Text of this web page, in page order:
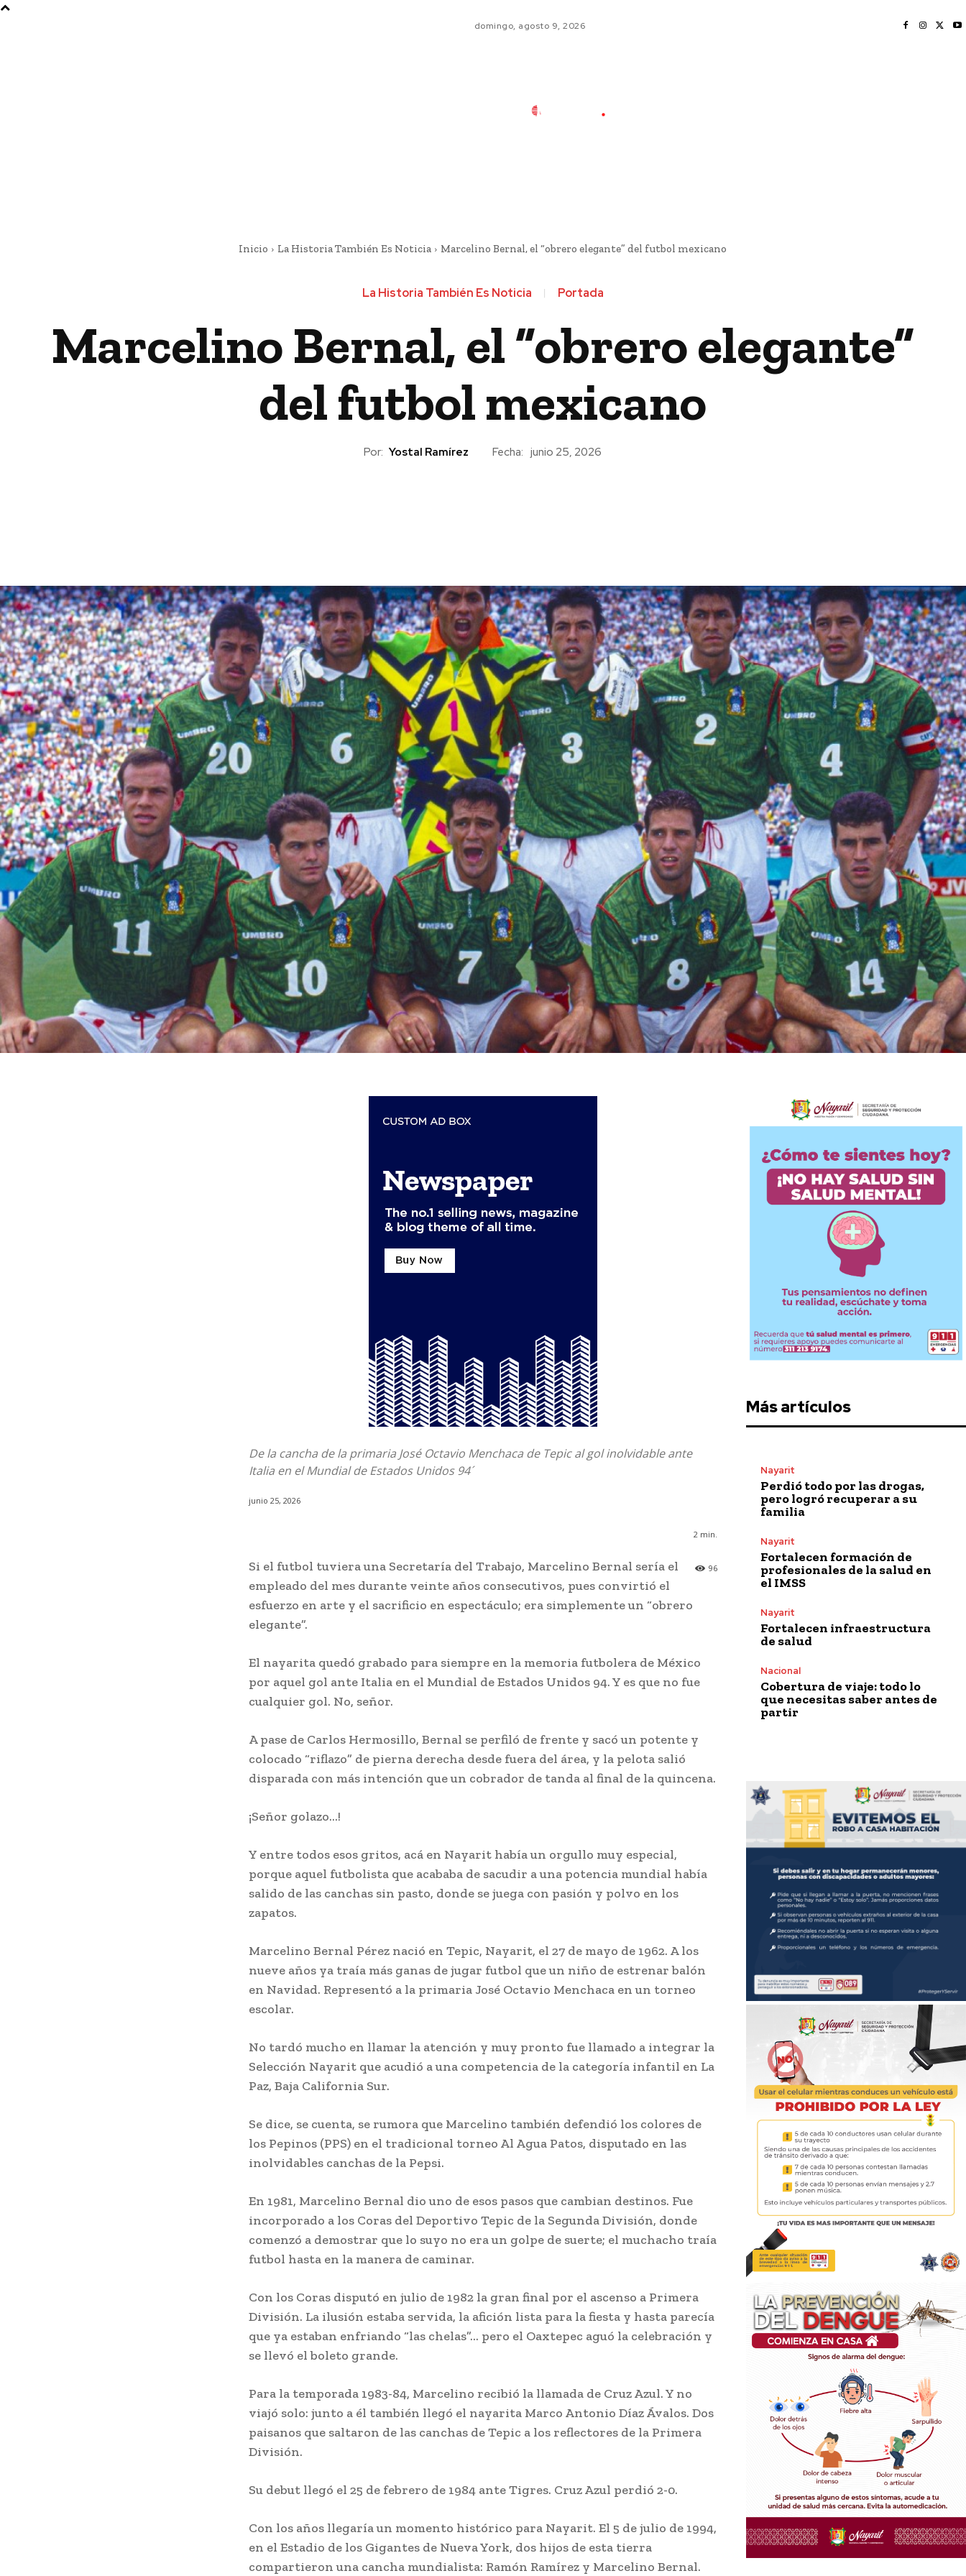
domingo, agosto 9, 2026
Inicio La Historia También Es Noticia Marcelino Bernal, el “obrero elegante” del futbol mexicano
La Historia También Es Noticia Portada
Marcelino Bernal, el “obrero elegante”
del futbol mexicano
Por: Yostal Ramírez Fecha: junio 25, 2026
De la cancha de la primaria José Octavio Menchaca de Tepic al gol inolvidable ante
Italia en el Mundial de Estados Unidos 94´
junio 25, 2026
2 min.
96
Si el futbol tuviera una Secretaría del Trabajo, Marcelino Bernal sería el
empleado del mes durante veinte años consecutivos, pues convirtió el
esfuerzo en arte y el sacrificio en espectáculo; era simplemente un “obrero
elegante”.
El nayarita quedó grabado para siempre en la memoria futbolera de México
por aquel gol ante Italia en el Mundial de Estados Unidos 94. Y es que no fue
cualquier gol. No, señor.
A pase de Carlos Hermosillo, Bernal se perfiló de frente y sacó un potente y
colocado “riflazo” de pierna derecha desde fuera del área, y la pelota salió
disparada con más intención que un cobrador de tanda al final de la quincena.
¡Señor golazo…!
Y entre todos esos gritos, acá en Nayarit había un orgullo muy especial,
porque aquel futbolista que acababa de sacudir a una potencia mundial había
salido de las canchas sin pasto, donde se juega con pasión y polvo en los
zapatos.
Marcelino Bernal Pérez nació en Tepic, Nayarit, el 27 de mayo de 1962. A los
nueve años ya traía más ganas de jugar futbol que un niño de estrenar balón
en Navidad. Representó a la primaria José Octavio Menchaca en un torneo
escolar.
No tardó mucho en llamar la atención y muy pronto fue llamado a integrar la
Selección Nayarit que acudió a una competencia de la categoría infantil en La
Paz, Baja California Sur.
Se dice, se cuenta, se rumora que Marcelino también defendió los colores de
los Pepinos (PPS) en el tradicional torneo Al Agua Patos, disputado en las
inolvidables canchas de la Pepsi.
En 1981, Marcelino Bernal dio uno de esos pasos que cambian destinos. Fue
incorporado a los Coras del Deportivo Tepic de la Segunda División, donde
comenzó a demostrar que lo suyo no era un golpe de suerte; el muchacho traía
futbol hasta en la manera de caminar.
Con los Coras disputó en julio de 1982 la gran final por el ascenso a Primera
División. La ilusión estaba servida, la afición lista para la fiesta y hasta parecía
que ya estaban enfriando “las chelas”… pero el Oaxtepec aguó la celebración y
se llevó el boleto grande.
Para la temporada 1983-84, Marcelino recibió la llamada de Cruz Azul. Y no
viajó solo: junto a él también llegó el nayarita Marco Antonio Díaz Ávalos. Dos
paisanos que saltaron de las canchas de Tepic a los reflectores de la Primera
División.
Su debut llegó el 25 de febrero de 1984 ante Tigres. Cruz Azul perdió 2-0.
Con los años llegaría un momento histórico para Nayarit. El 5 de julio de 1994,
en el Estadio de los Gigantes de Nueva York, dos hijos de esta tierra
compartieron una cancha mundialista: Ramón Ramírez y Marcelino Bernal.
Más artículos
Nayarit
Perdió todo por las drogas,
pero logró recuperar a su
familia
Nayarit
Fortalecen formación de
profesionales de la salud en
el IMSS
Nayarit
Fortalecen infraestructura
de salud
Nacional
Cobertura de viaje: todo lo
que necesitas saber antes de
partir